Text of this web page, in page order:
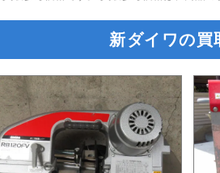
新ダイワの買